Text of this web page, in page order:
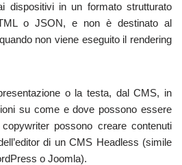
dispositivi in ​​un formato strutturato
o JSON, e non è destinato al
non viene eseguito il rendering
o la testa, dal CMS, in
su come e dove possono essere
possono creare contenuti
di un CMS Headless (simile
o Joomla).